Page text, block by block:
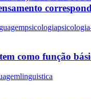
psicologia
como função
linguistica